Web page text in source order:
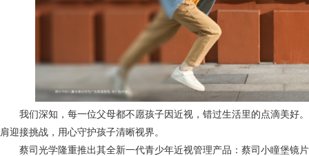
我们深知，每一位父母都不愿孩子因近视，错过生活里的点滴美好
肩迎接挑战，用心守护孩子清晰视界。
蔡司光学隆重推出其全新一代青少年近视管理产品：蔡司小瞳堡镜